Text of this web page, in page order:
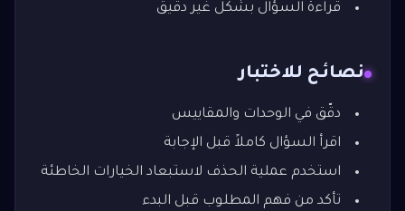
قراءة السؤال بشكل غير دقيق
نصائح للاختبار
دقّق في الوحدات والمقاييس
اقرأ السؤال كاملاً قبل الإجابة
استخدم عملية الحذف لاستبعاد الخيارات الخاطئة
تأكد من فهم المطلوب قبل البدء